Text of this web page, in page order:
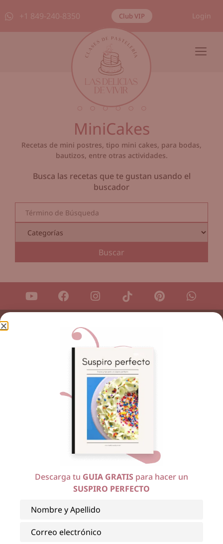
+1 849-240-8350 Club VIP Login
MiniCakes
Recetas de mini postres, tipo mini cakes, para bodas,
bautizos, entre otras actividades.
Busca las recetas que te gustan usando el
buscador
Recetas
Descarga tu GUIA GRATIS para hacer un
SUSPIRO PERFECTO